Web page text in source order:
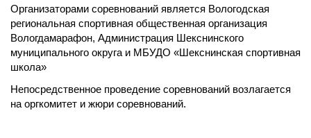
Организаторами соревнований является Вологодская
региональная спортивная общественная организация
Вологдамарафон, Администрация Шекснинского
муниципального округа и МБУДО «Шекснинская спортивная
школа»
Непосредственное проведение соревнований возлагается
на оргкомитет и жюри соревнований.